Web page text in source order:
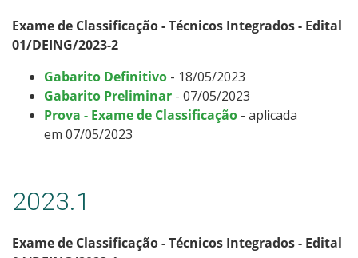
Exame de Classificação - Técnicos Integrados - Edital
01/DEING/2023-2
Gabarito Definitivo - 18/05/2023
Gabarito Preliminar - 07/05/2023
Prova - Exame de Classificação - aplicada
em 07/05/2023
2023.1
Exame de Classificação - Técnicos Integrados - Edital